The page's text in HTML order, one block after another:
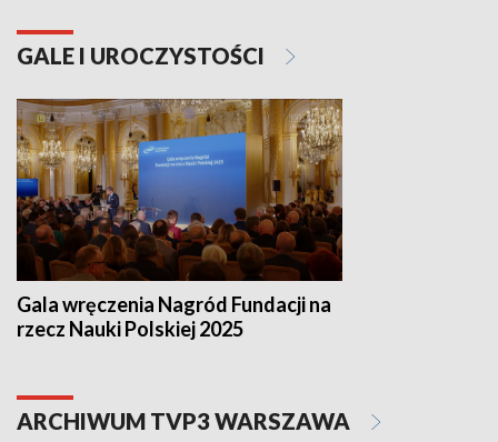
GALE I UROCZYSTOŚCI
Gala wręczenia Nagród Fundacji na
rzecz Nauki Polskiej 2025
ARCHIWUM TVP3 WARSZAWA